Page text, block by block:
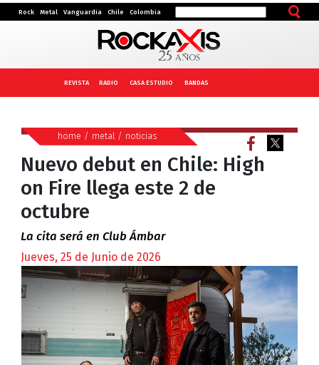
Rock Metal Vanguardia Chile Colombia
REVISTA RADIO CASA ESTUDIO BANDAS
home / metal/ noticias
Nuevo debut en Chile: High
on Fire llega este 2 de
octubre
La cita será en Club Ámbar
Jueves, 25 de Junio de 2026